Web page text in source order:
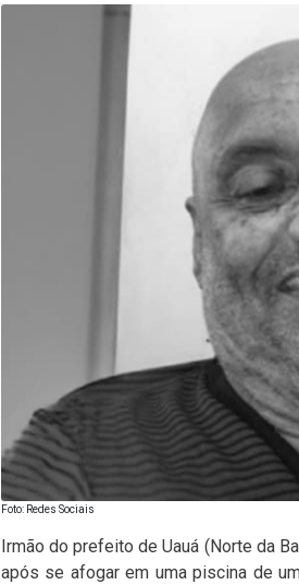
Foto: Redes Sociais
Irmão do prefeito de Uauá (Norte da
após se afogar em uma piscina de